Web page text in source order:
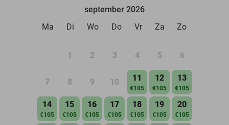
september 2026
Ma
Di Wo Do Vr Za Zo
1 2 3 4 5 6
7 8 9 10 11
€105
12
€105
13
€105
14
€105
15
€105
16
€105
17
€105
18
€105
19
€105
20
€105